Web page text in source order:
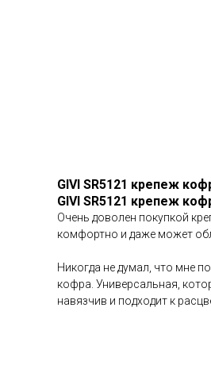
GIVI SR5121 крепеж
GIVI SR5121 крепеж
Очень доволен покупкой
комфортно и даже может
Никогда не думал, что мне
кофра. Универсальная,
навязчив и подходит к